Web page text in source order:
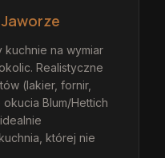
kuchnie na wymiar
Realistyczne
(lakier, fornir,
Blum/Hettich
której nie